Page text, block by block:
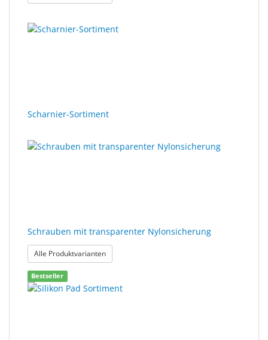
Scharnier-Sortiment
Schrauben mit transparenter Nylonsicherung
Alle Produktvarianten: Schrauben mit transparenter Nylonsicherung
Bestseller